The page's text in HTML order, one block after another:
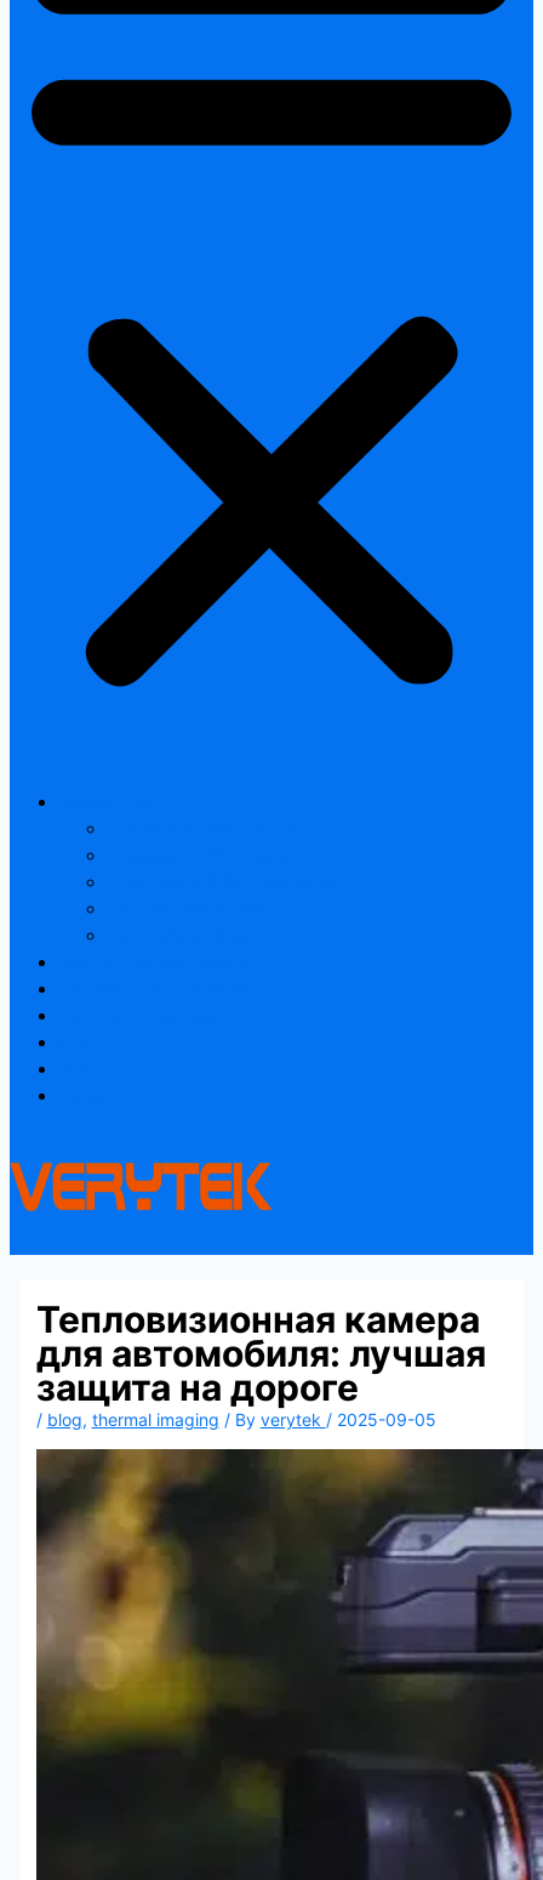
Тепловизионная камера
для автомобиля: лучшая
защита на дороге
/ blog, thermal imaging / By verytek / 2025-09-05